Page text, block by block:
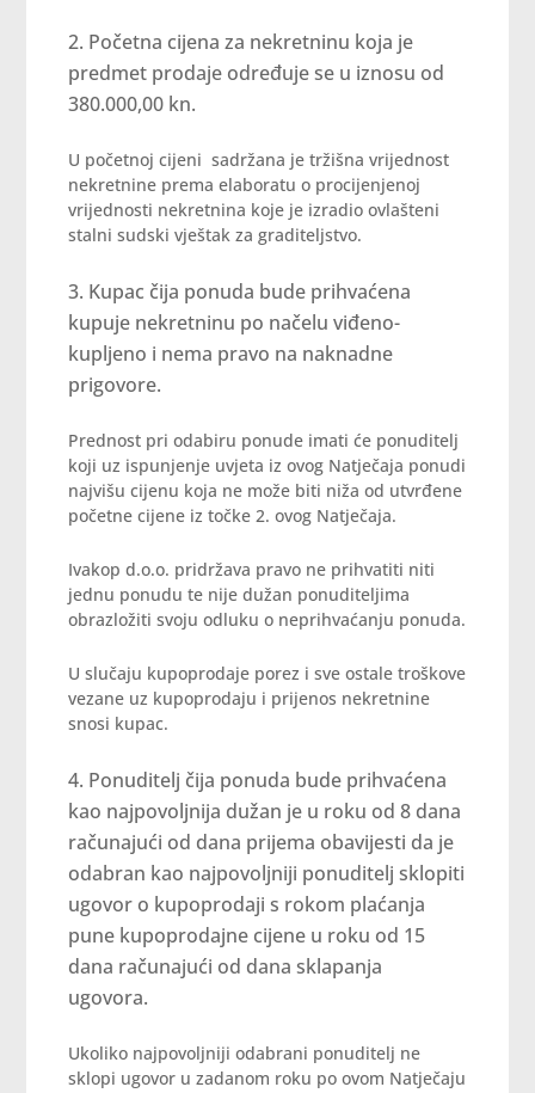
Početna cijena za nekretninu koja je
predmet prodaje određuje se u iznosu od
380.000,00 kn.
U početnoj cijeni sadržana je tržišna vrijednost
nekretnine prema elaboratu o procijenjenoj
vrijednosti nekretnina koje je izradio ovlašteni
stalni sudski vještak za graditeljstvo.
Kupac čija ponuda bude prihvaćena
kupuje nekretninu po načelu viđeno-
kupljeno i nema pravo na naknadne
prigovore.
Prednost pri odabiru ponude imati će ponuditelj
koji uz ispunjenje uvjeta iz ovog Natječaja ponudi
najvišu cijenu koja ne može biti niža od utvrđene
početne cijene iz točke 2. ovog Natječaja.
Ivakop d.o.o. pridržava pravo ne prihvatiti niti
jednu ponudu te nije dužan ponuditeljima
obrazložiti svoju odluku o neprihvaćanju ponuda.
U slučaju kupoprodaje porez i sve ostale troškove
vezane uz kupoprodaju i prijenos nekretnine
snosi kupac.
Ponuditelj čija ponuda bude prihvaćena
kao najpovoljnija dužan je u roku od 8 dana
računajući od dana prijema obavijesti da je
odabran kao najpovoljniji ponuditelj sklopiti
ugovor o kupoprodaji s rokom plaćanja
pune kupoprodajne cijene u roku od 15
dana računajući od dana sklapanja
ugovora.
Ukoliko najpovoljniji odabrani ponuditelj ne
sklopi ugovor u zadanom roku po ovom Natječaju